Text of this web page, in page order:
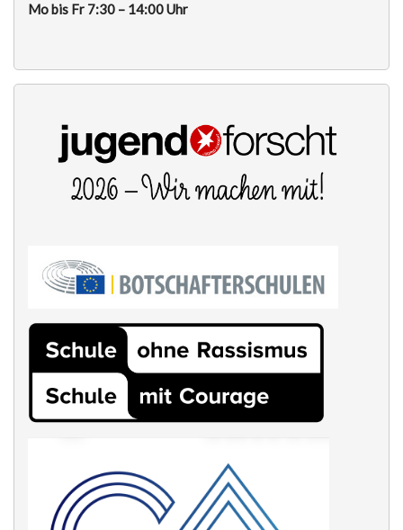
Mo bis Fr 7:30 – 14:00 Uhr